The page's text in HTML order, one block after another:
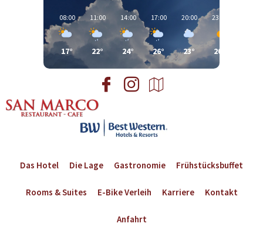
08:00
17°
11:00
22°
14:00
24°
17:00
26°
20:00
23°
23:00
20°
Das Hotel Die Lage Gastronomie Frühstücksbuffet
Rooms & Suites E-Bike Verleih Karriere Kontakt
Anfahrt